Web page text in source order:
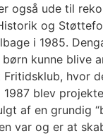
også ude til
og
i 1985.
kunne blive
hvor
1987 blev
af en grundig
var og er at